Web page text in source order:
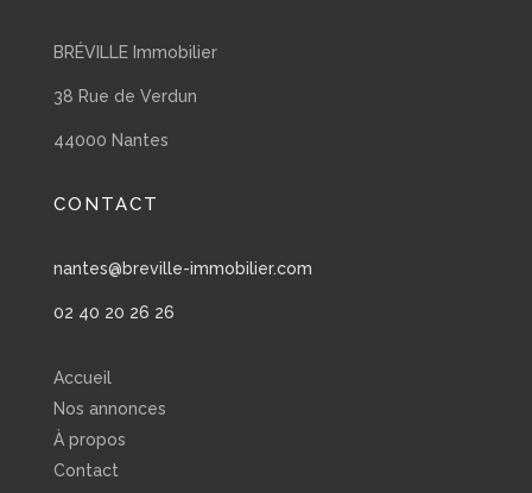
BRÉVILLE Immobilier
38 Rue de Verdun
44000 Nantes
CONTACT
nantes@breville-immobilier.com
02 40 20 26 26
Accueil
Nos annonces
À propos
Contact